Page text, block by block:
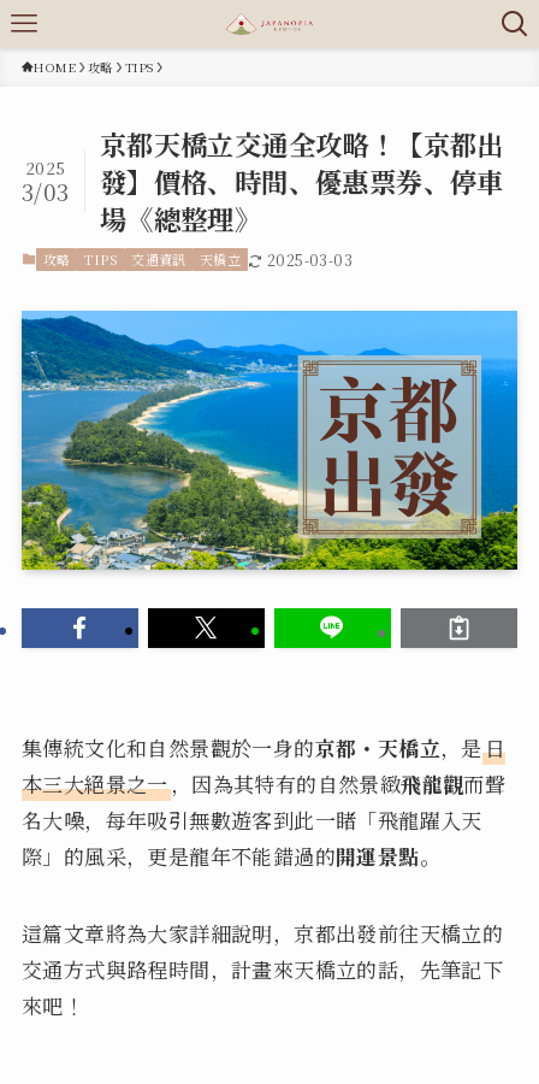
HOME 攻略 TIPS
京都天橋立交通全攻略！【京都出
發】價格、時間、優惠票券、停車
場《總整理》
2025
3/03
攻略 TIPS 交通資訊 天橋立 2025-03-03
集傳統文化和自然景觀於一身的京都・天橋立，是日
本三大絕景之一，因為其特有的自然景緻飛龍觀而聲
名大噪，每年吸引無數遊客到此一睹「飛龍躍入天
際」的風采，更是龍年不能錯過的開運景點。
這篇文章將為大家詳細說明，京都出發前往天橋立的
交通方式與路程時間，計畫來天橋立的話，先筆記下
來吧！